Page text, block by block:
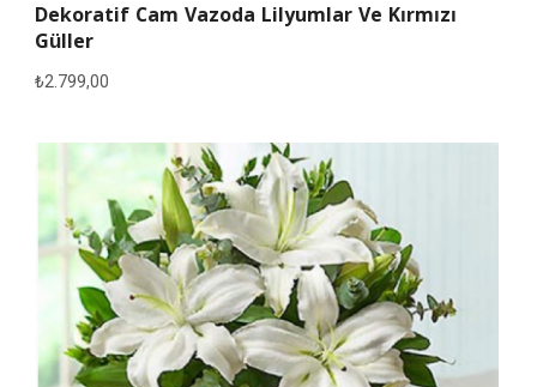
Dekoratif Cam Vazoda Lilyumlar Ve Kırmızı
Güller
₺2.799,00